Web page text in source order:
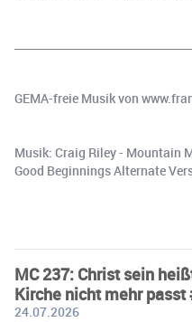
GEMA-freie Musik von
Musik: Craig Riley - Mountain
Good Beginnings Alternate
MC 237: Christ sein
Kirche nicht mehr passt
24.07.2026